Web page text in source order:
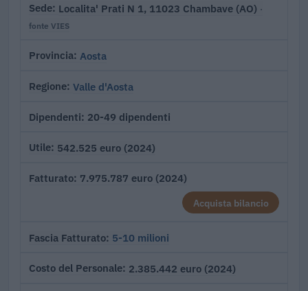
Sede Localita' Prati N 1, 11023 Chambave (AO) ·
fonte VIES
Provincia Aosta
Regione Valle d'Aosta
Dipendenti 20-49 dipendenti
Utile 542.525 euro (2024)
Fatturato 7.975.787 euro (2024)
Acquista bilancio
Fascia Fatturato 5-10 milioni
Costo del Personale 2.385.442 euro (2024)